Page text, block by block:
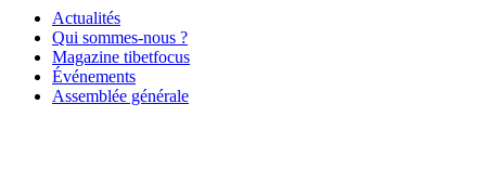
Actualités
Qui sommes-nous ?
Magazine tibetfocus
Événements
Assemblée générale